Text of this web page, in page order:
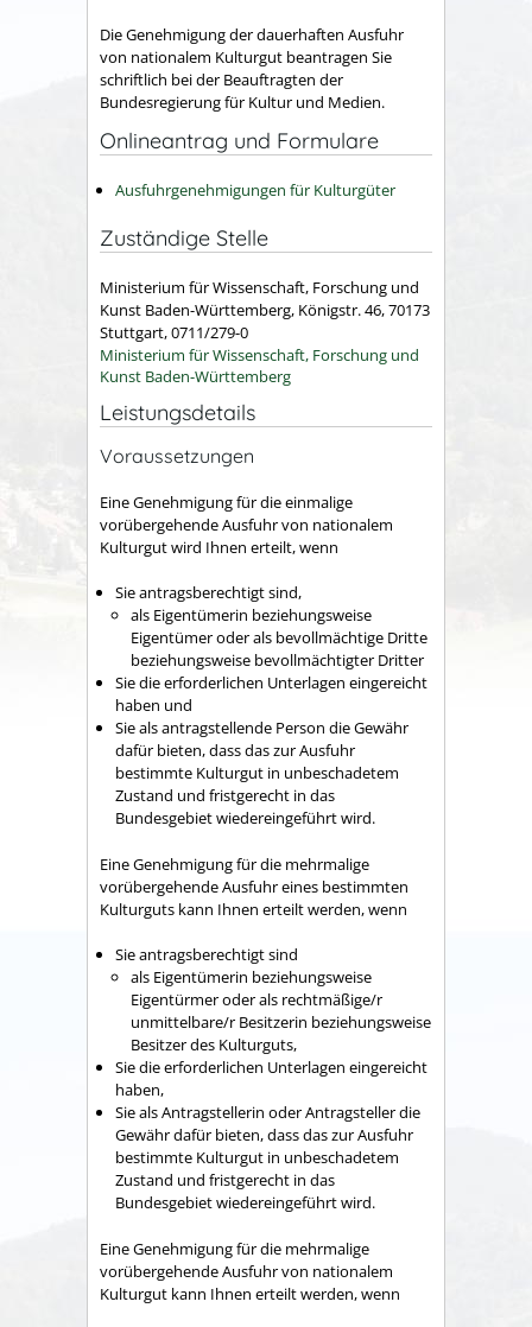
Die Genehmigung der dauerhaften Ausfuhr
von nationalem Kulturgut beantragen Sie
schriftlich bei der Beauftragten der
Bundesregierung für Kultur und Medien.
Onlineantrag und Formulare
Ausfuhrgenehmigungen für Kulturgüter
Zuständige Stelle
Ministerium für Wissenschaft, Forschung und
Kunst Baden-Württemberg, Königstr. 46, 70173
Stuttgart, 0711/279-0
Ministerium für Wissenschaft, Forschung und
Kunst Baden-Württemberg
Leistungsdetails
Voraussetzungen
Eine Genehmigung für die einmalige
vorübergehende Ausfuhr von nationalem
Kulturgut wird Ihnen erteilt, wenn
Sie antragsberechtigt sind,
als Eigentümerin beziehungsweise
Eigentümer oder als bevollmächtige Dritte
beziehungsweise bevollmächtigter Dritter
Sie die erforderlichen Unterlagen eingereicht
haben und
Sie als antragstellende Person die Gewähr
dafür bieten, dass das zur Ausfuhr
bestimmte Kulturgut in unbeschadetem
Zustand und fristgerecht in das
Bundesgebiet wiedereingeführt wird.
Eine Genehmigung für die mehrmalige
vorübergehende Ausfuhr eines bestimmten
Kulturguts kann Ihnen erteilt werden, wenn
Sie antragsberechtigt sind
als Eigentümerin beziehungsweise
Eigentürmer oder als rechtmäßige/r
unmittelbare/r Besitzerin beziehungsweise
Besitzer des Kulturguts,
Sie die erforderlichen Unterlagen eingereicht
haben,
Sie als Antragstellerin oder Antragsteller die
Gewähr dafür bieten, dass das zur Ausfuhr
bestimmte Kulturgut in unbeschadetem
Zustand und fristgerecht in das
Bundesgebiet wiedereingeführt wird.
Eine Genehmigung für die mehrmalige
vorübergehende Ausfuhr von nationalem
Kulturgut kann Ihnen erteilt werden, wenn